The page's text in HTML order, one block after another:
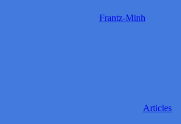
Frantz-Minh
Articles